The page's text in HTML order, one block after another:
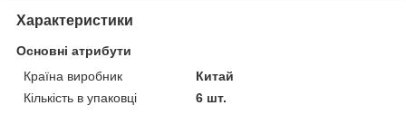
Характеристики
Основні атрибути
Країна виробник
Китай
Кількість в упаковці
6 шт.